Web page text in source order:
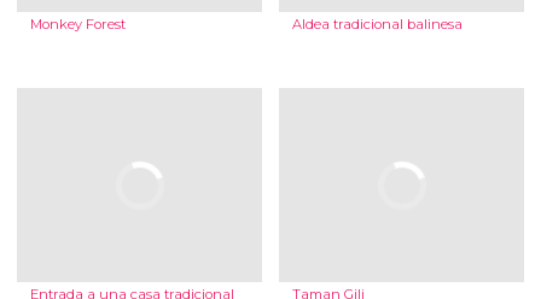
Monkey Forest Aldea tradicional balinesa
Entrada a una casa tradicional
Taman Gili